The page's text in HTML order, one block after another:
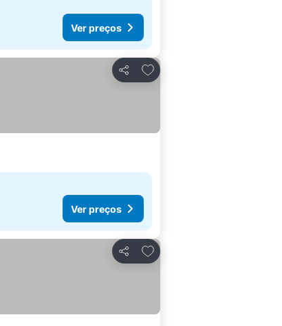
Ver preços
Partilhar
Adicionar aos favoritos
Ver preços
Partilhar
Adicionar aos favoritos